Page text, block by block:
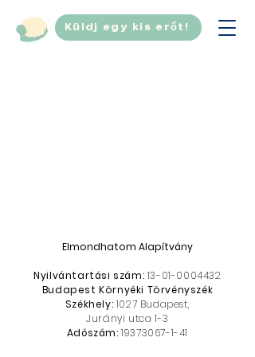
Küldj egy kis erőt!
Elmondhatom Alapítvány
Nyilvántartási szám: 13-01-0004432
Budapest Környéki Törvényszék
Székhely: 1027 Budapest,
Jurányi utca 1-3
Adószám:19373067-1-41